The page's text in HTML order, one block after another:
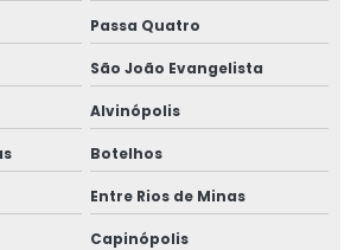
de alimentos
de alimentos
de processos e gestão de
de alimento
Passa Quatro
São João Evangelista
Alvinópolis
Botelhos
Entre Rios de Minas
Capinópolis